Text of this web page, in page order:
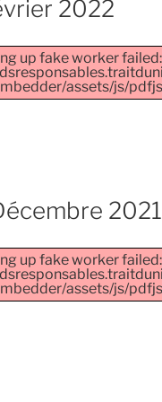
2022
up fake worker
assets/js/
2021
up fake worker
assets/js/